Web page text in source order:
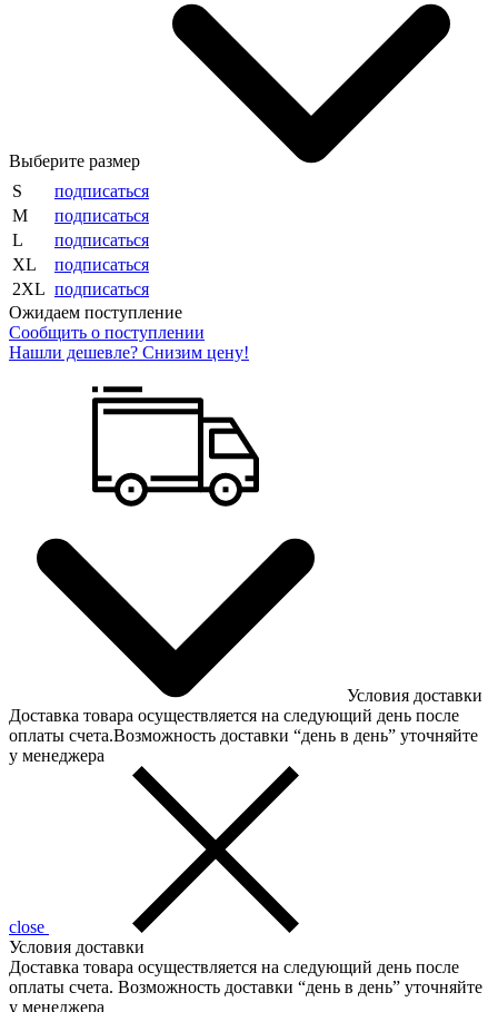
Выберите размер
S
подписаться
M
подписаться
L
подписаться
XL
подписаться
2XL подписаться
Ожидаем поступление
Сообщить о поступлении
Нашли дешевле? Снизим цену!
Условия доставки
Доставка товара осуществляется на следующий день после
оплаты счета.Возможность доставки “день в день” уточняйте
у менеджера
close
Условия доставки
Доставка товара осуществляется на следующий день после
оплаты счета. Возможность доставки “день в день” уточняйте
у менеджера